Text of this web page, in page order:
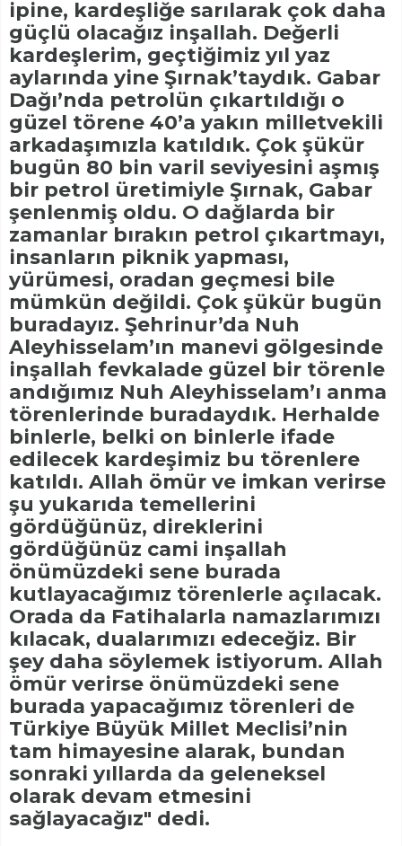
ipine, kardeşliğe sarılarak çok daha
güçlü olacağız inşallah. Değerli
kardeşlerim, geçtiğimiz yıl yaz
aylarında yine Şırnak’taydık. Gabar
Dağı’nda petrolün çıkartıldığı o
güzel törene 40’a yakın milletvekili
arkadaşımızla katıldık. Çok şükür
bugün 80 bin varil seviyesini aşmış
bir petrol üretimiyle Şırnak, Gabar
şenlenmiş oldu. O dağlarda bir
zamanlar bırakın petrol çıkartmayı,
insanların piknik yapması,
yürümesi, oradan geçmesi bile
mümkün değildi. Çok şükür bugün
buradayız. Şehrinur’da Nuh
Aleyhisselam’ın manevi gölgesinde
inşallah fevkalade güzel bir törenle
andığımız Nuh Aleyhisselam’ı anma
törenlerinde buradaydık. Herhalde
binlerle, belki on binlerle ifade
edilecek kardeşimiz bu törenlere
katıldı. Allah ömür ve imkan verirse
şu yukarıda temellerini
gördüğünüz, direklerini
gördüğünüz cami inşallah
önümüzdeki sene burada
kutlayacağımız törenlerle açılacak.
Orada da Fatihalarla namazlarımızı
kılacak, dualarımızı edeceğiz. Bir
şey daha söylemek istiyorum. Allah
ömür verirse önümüzdeki sene
burada yapacağımız törenleri de
Türkiye Büyük Millet Meclisi’nin
tam himayesine alarak, bundan
sonraki yıllarda da geleneksel
olarak devam etmesini
sağlayacağız" dedi.